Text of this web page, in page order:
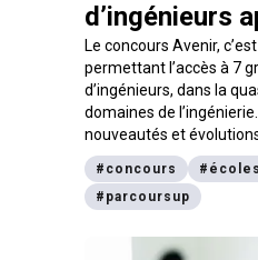
d’ingénieurs
Le concours Avenir,
permettant l’accès à 7
d’ingénieurs, dans la
domaines de
nouveautés et
23 janvier par le
post-bac (concours
concerneront
# concours #
# parcoursup